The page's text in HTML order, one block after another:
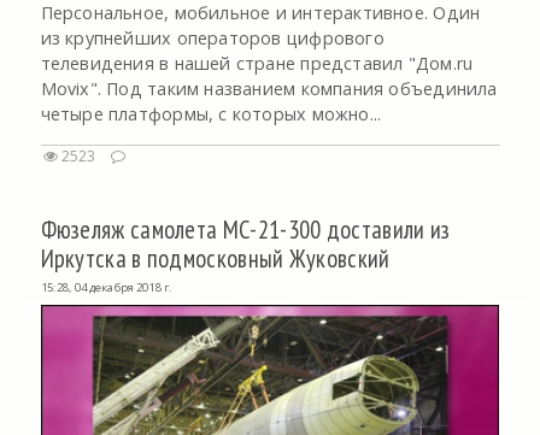
Персональное, мобильное и интерактивное. Один
из крупнейших операторов цифрового
телевидения в нашей стране представил "Дом.ru
Movix". Под таким названием компания объединила
четыре платформы, с которых можно...
2523
Фюзеляж самолета МС-21-300 доставили из
Иркутска в подмосковный Жуковский
15:28, 04 декабря 2018 г.